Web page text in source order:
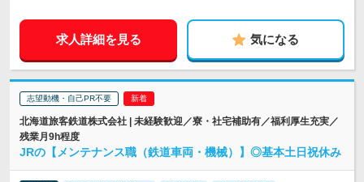
求人詳細を見る 気になる
志望動機・自己PR不要
北海道旅客鉄道株式会社 | 未経験歓迎／寮・社宅補助有／福利厚生充実／
残業月9h程度
JRの【メンテナンス職（鉄道車両・機械）】◎基本土日祝休み